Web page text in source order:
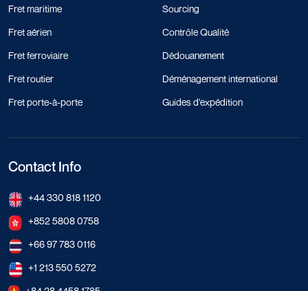
Fret maritime
Fret aérien
Fret ferroviaire
Fret routier
Fret porte-à-porte
Sourcing
Contrôle Qualité
Dédouanement
Déménagement international
Guides d'expédition
Contact Info
+44 330 818 1120
+852 5808 0758
+66 97 783 0116
+1 213 550 5272